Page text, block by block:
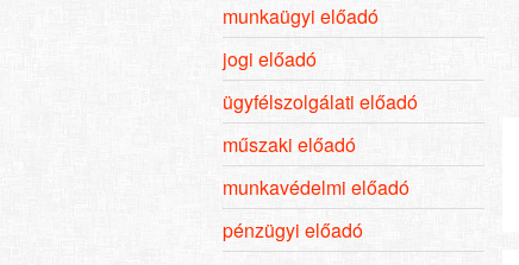
munkaügyi előadó
jogi előadó
ügyfélszolgálati előadó
műszaki előadó
munkavédelmi előadó
pénzügyi előadó